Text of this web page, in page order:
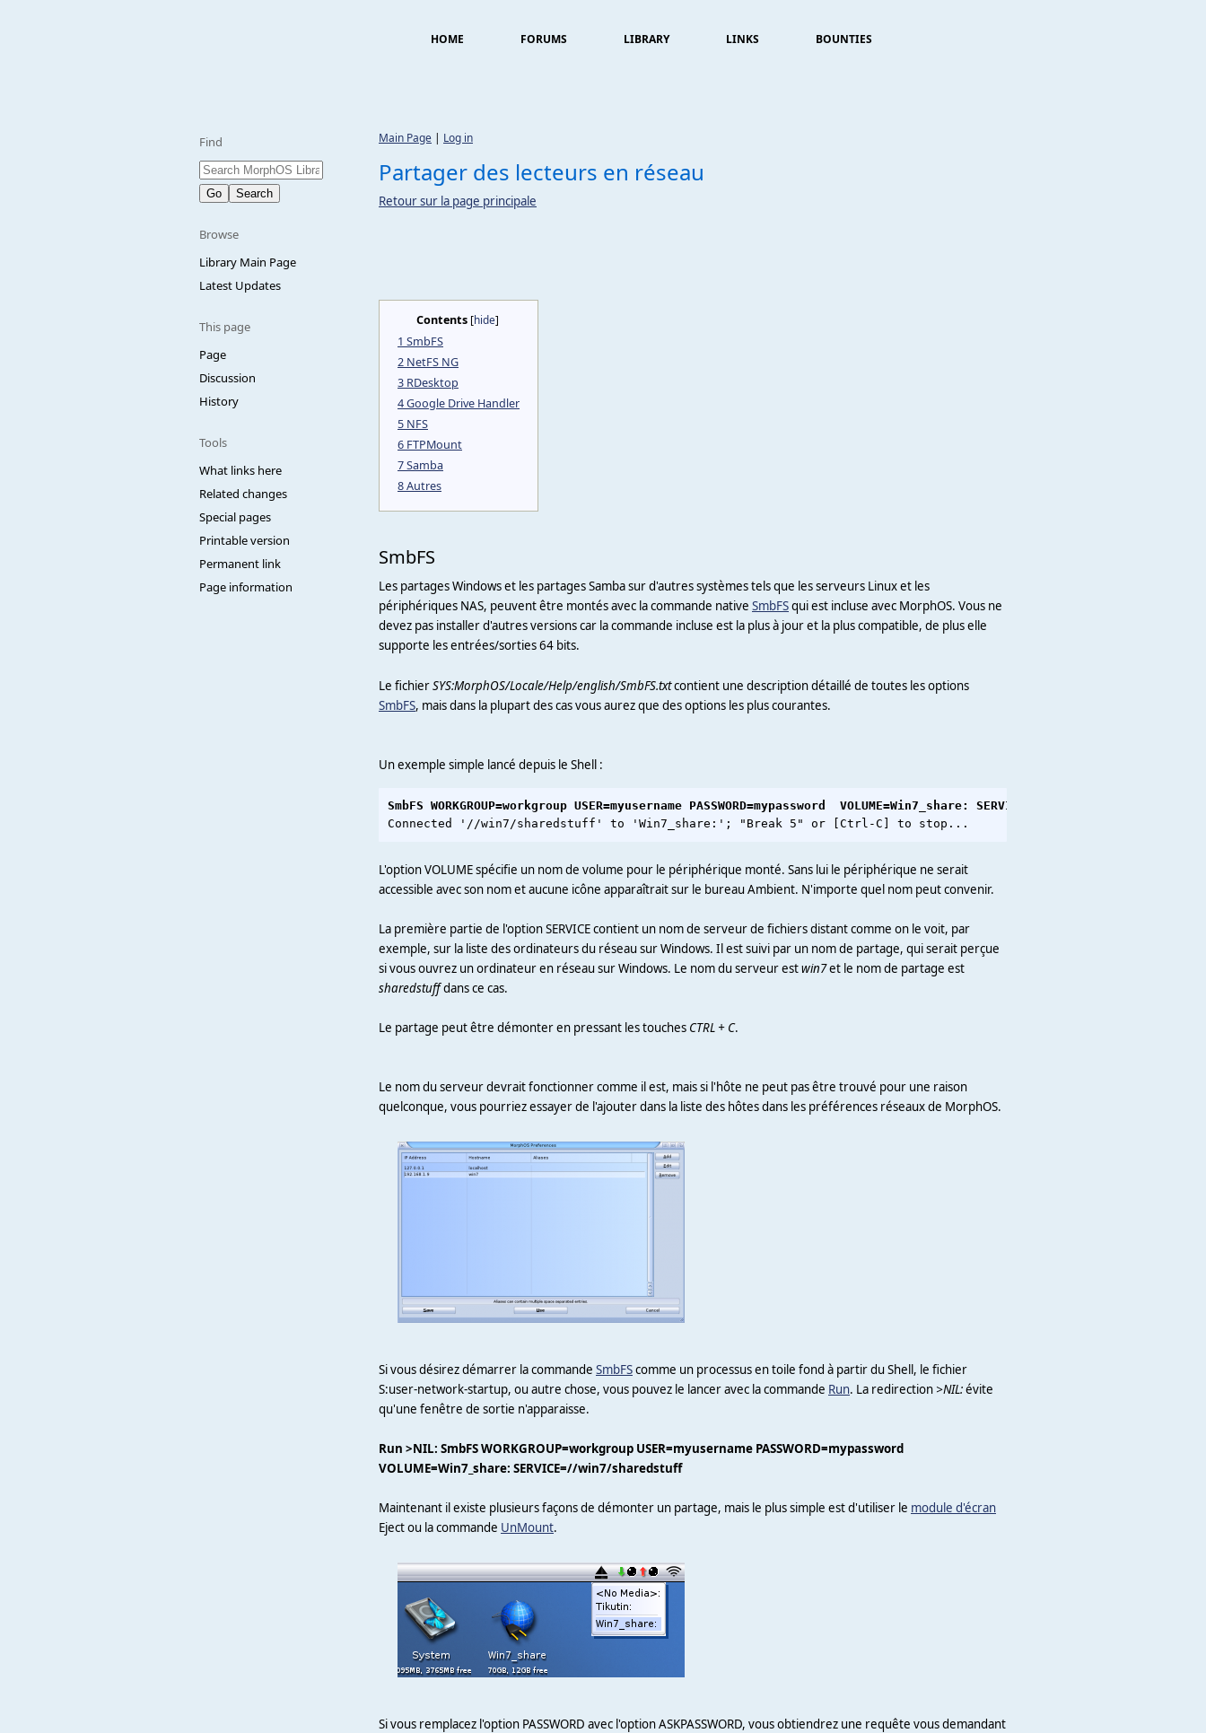
HOME FORUMS LIBRARY LINKS BOUNTIES
Find
Browse
Library Main Page
Latest Updates
This page
Page
Discussion
History
Tools
What links here
Related changes
Special pages
Printable version
Permanent link
Page information
Main Page | Log in
Partager des lecteurs en réseau
Retour sur la page principale
Contents[hide]
1 SmbFS
2 NetFS NG
3 RDesktop
4Google Drive Handler
5 NFS
6 FTPMount
7Samba
8Autres
SmbFS
Les partages Windows et les partages Samba sur d'autres systèmes tels que les serveurs Linux et les
périphériques NAS, peuvent être montés avec la commande native SmbFSqui est incluse avec MorphOS. Vous ne
devez pas installer d'autres versions car la commande incluse est la plus à jour et la plus compatible, de plus elle
supporte les entrées/sorties 64 bits.
Le fichierSYS:MorphOS/Locale/Help/english/SmbFS.txtcontient une description détaillé de toutes les options
SmbFS, mais dans la plupart des cas vous aurez que des options les plus courantes.
Un exemple simple lancé depuis le Shell :
SmbFS WORKGROUP=workgroup USER=myusername PASSWORD=mypassword  VOLUME=Win7_share: SERVICE=//win7/sharedstuff
L'option VOLUME spécifie un nom de volume pour le périphérique monté. Sans lui le périphérique ne serait
accessible avec son nom et aucune icône apparaîtrait sur le bureau Ambient. N'importe quel nom peut convenir.
La première partie de l'option SERVICE contient un nom de serveur de fichiers distant comme on le voit, par
exemple, sur la liste des ordinateurs du réseau sur Windows. Il est suivi par un nom de partage, qui serait perçue
si vous ouvrez un ordinateur en réseau sur Windows. Le nom du serveur estwin7et le nom de partage est
sharedstuffdans ce cas.
Le partage peut être démonter en pressant les touches CTRL + C.
Le nom du serveur devrait fonctionner comme il est, mais si l'hôte ne peut pas être trouvé pour une raison
quelconque, vous pourriez essayer de l'ajouter dans la liste des hôtes dans les préférences réseaux de MorphOS.
Si vous désirez démarrer la commande SmbFScomme un processus en toile fond à partir du Shell, le fichier
S:user-network-startup, ou autre chose, vous pouvez le lancer avec la commande Run. La redirection >NIL:évite
qu'une fenêtre de sortie n'apparaisse.
Run >NIL: SmbFS WORKGROUP=workgroup USER=myusername PASSWORD=mypassword
VOLUME=Win7_share: SERVICE=//win7/sharedstuff
Maintenant il existe plusieurs façons de démonter un partage, mais le plus simple est d'utiliser le module d'écran
Eject ou la commande UnMount.
Si vous remplacez l'option PASSWORD avec l'option ASKPASSWORD, vous obtiendrez une requête vous demandant